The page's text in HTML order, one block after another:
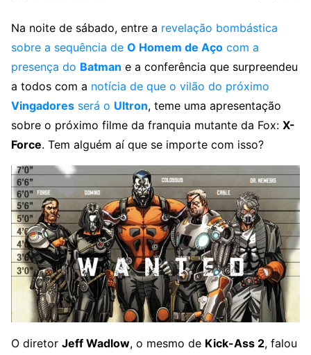
Na noite de sábado, entre a revelação bombástica
sobre a sequência de O Homem de Aço com a
presença do Batman e a conferência que surpreendeu
a todos com a notícia de que o vilão do próximo
Vingadores será o Ultron, teme uma apresentação
sobre o próximo filme da franquia mutante da Fox: X-
Force. Tem alguém aí que se importe com isso?
O diretor Jeff Wadlow, o mesmo de Kick-Ass 2, falou